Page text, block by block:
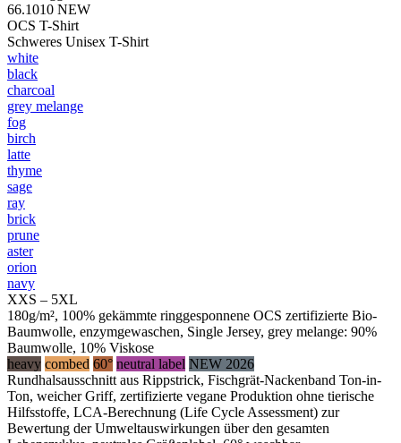
66.1010 NEW
OCS T-Shirt
Schweres Unisex T-Shirt
white
black
charcoal
grey melange
fog
birch
latte
thyme
sage
ray
brick
prune
aster
orion
navy
XXS – 5XL
180g/m², 100% gekämmte ringgesponnene OCS zertifizierte Bio-
Baumwolle, enzymgewaschen, Single Jersey, grey melange: 90%
Baumwolle, 10% Viskose
heavy combed 60° neutral label NEW 2026
Rundhalsausschnitt aus Rippstrick, Fischgrät-Nackenband Ton-in-
Ton, weicher Griff, zertifizierte vegane Produktion ohne tierische
Hilfsstoffe, LCA-Berechnung (Life Cycle Assessment) zur
Bewertung der Umweltauswirkungen über den gesamten